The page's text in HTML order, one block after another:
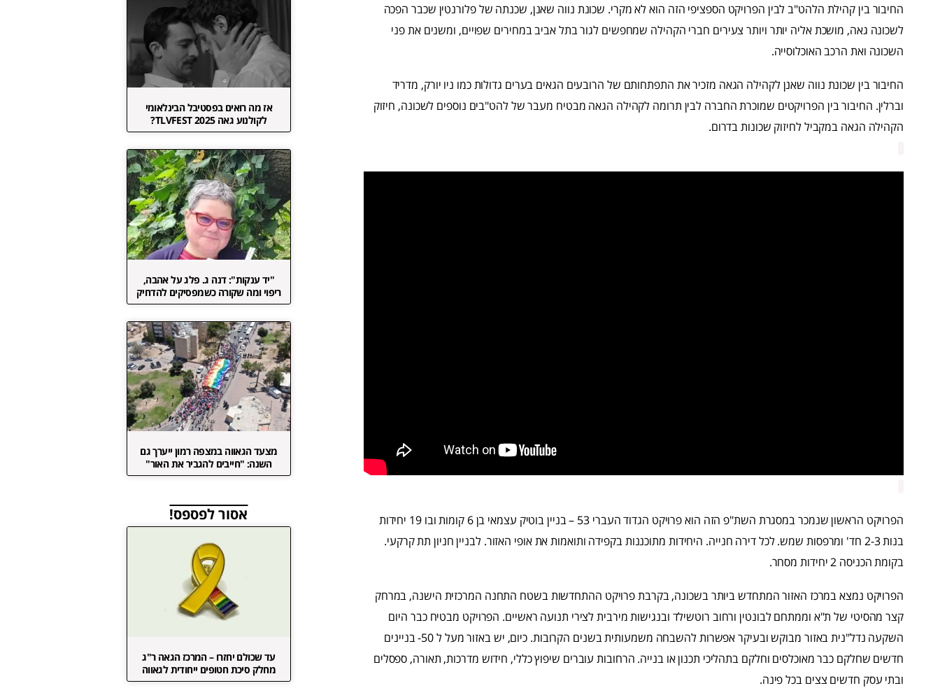
החיבור בין קהילת הלהט"ב לבין הפרויקט הספציפי הזה הוא לא מקרי. שכונת נווה שאנן, שכנתה של פלורנטין שכבר הפכה
לשכונה גאה, מושכת אליה יותר ויותר צעירים חברי הקהילה שמחפשים לגור בתל אביב במחירים שפויים, ומשנים את פני
השכונה ואת הרכב האוכלוסייה.
החיבור בין שכונת נווה שאנן לקהילה הגאה מזכיר את התפתחותם של הרובעים הגאים בערים גדולות כמו ניו יורק, מדריד
וברלין. החיבור בין הפרויקטים שמוכרת החברה לבין תרומה לקהילה הגאה מבטיח מעבר של להט"בים נוספים לשכונה, חיזוק
הקהילה הגאה במקביל לחיזוק שכונות בדרום.
הפרויקט הראשון שנמכר במסגרת השת"פ הזה הוא פרויקט הגדוד העברי 53 – בניין בוטיק עצמאי בן 6 קומות ובו 19 יחידות
בנות 2-3 חד' ומרפסות שמש. לכל דירה חנייה. היחידות מתוכננות בקפידה ותואמות את אופי האזור. לבניין חניון תת קרקעי.
בקומת הכניסה 2 יחידות מסחר.
הפרויקט נמצא במרכז האזור המתחדש ביותר בשכונה, בקרבת פרויקט ההתחדשות בשטח התחנה המרכזית הישנה, במרחק
קצר מהסיטי של ת"א וממתחם לבונטין ורחוב רוטשילד ובנגישות מירבית לצירי תנועה ראשיים. הפרויקט מבטיח כבר היום
השקעה נדל"נית באזור מבוקש ובעיקר אפשרות להשבחה משמעותית בשנים הקרובות. כיום, יש באזור מעל ל 50- בניינים
חדשים שחלקם כבר מאוכלסים וחלקם בתהליכי תכנון או בנייה. הרחובות עוברים שיפוץ כללי, חידוש מדרכות, תאורה, ספסלים
ובתי עסק חדשים צצים בכל פינה.
אז מה רואים בפסטיבל הבינלאומי
לקולנוע גאה TLVFEST 2025?
"יד ענקות": דנה ג. פלג על אהבה,
ריפוי ומה שקורה כשמפסיקים להדחיק
מצעד הגאווה במצפה רמון ייערך גם
השנה: "חייבים להגביר את האור"
אסור לפספס!
עד שכולם יחזרו – המרכז הגאה ר"ג
מחלק סיכת חטופים ייחודית לגאווה